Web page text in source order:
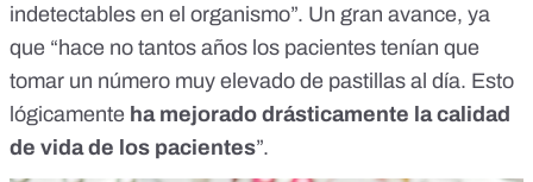
indetectables en el organismo”. Un gran avance, ya
que “hace no tantos años los pacientes tenían que
tomar un número muy elevado de pastillas al día. Esto
lógicamente ha mejorado drásticamente la calidad
de vida de los pacientes”.